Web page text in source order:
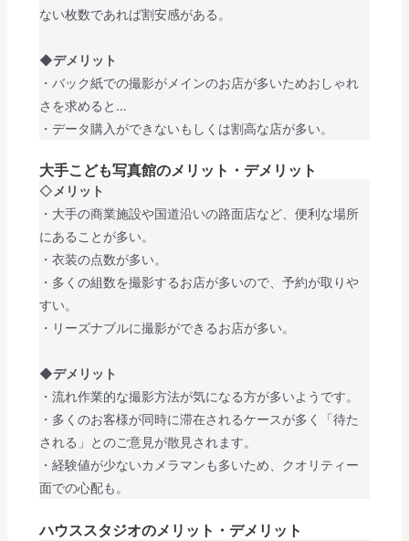
ない枚数であれば割安感がある。
◆デメリット
・バック紙での撮影がメインのお店が多いためおしゃれ
さを求めると…
・データ購入ができないもしくは割高な店が多い。
大手こども写真館のメリット・デメリット
◇メリット
・大手の商業施設や国道沿いの路面店など、便利な場所
にあることが多い。
・衣装の点数が多い。
・多くの組数を撮影するお店が多いので、予約が取りや
すい。
・リーズナブルに撮影ができるお店が多い。
◆デメリット
・流れ作業的な撮影方法が気になる方が多いようです。
・多くのお客様が同時に滞在されるケースが多く「待た
される」とのご意見が散見されます。
・経験値が少ないカメラマンも多いため、クオリティー
面での心配も。
ハウススタジオのメリット・デメリット